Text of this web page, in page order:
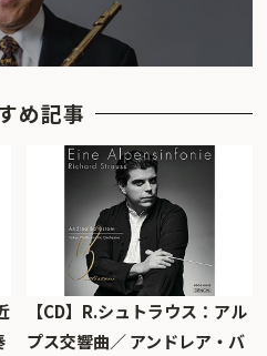
め記事
【CD】R.シュトラウス：アル
プス交響曲／ アンドレア・バ